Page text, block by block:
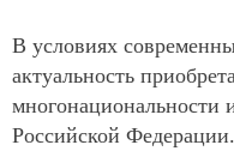
В условиях
актуальность
многонациональности
Российской